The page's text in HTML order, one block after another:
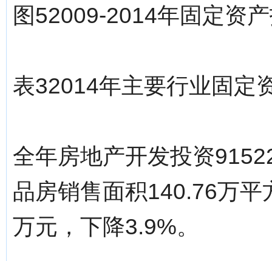
图52009-2014年固定资
表32014年主要行业固定
全年房地产开发投资
品房销售面积140.76万
万元，下降3.9%。